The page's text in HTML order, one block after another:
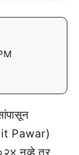
Pawar)